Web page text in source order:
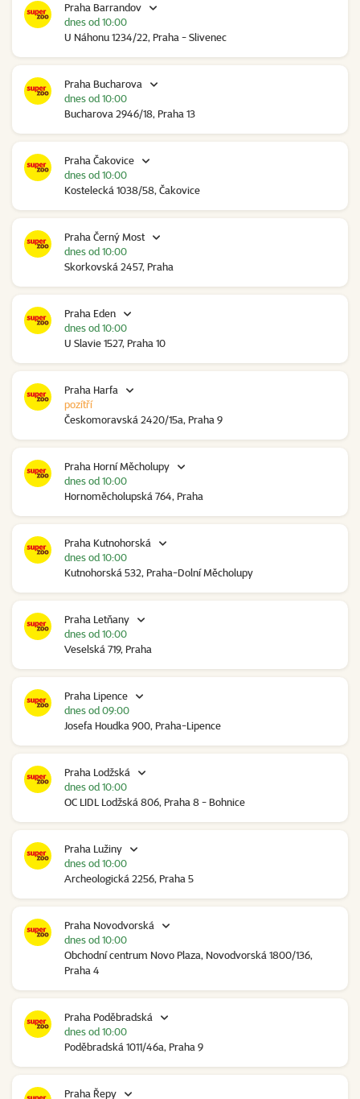
Praha Barrandov
U Náhonu 1234/22, Praha - Slivenec
dnes od 10:00
Praha Bucharova
Bucharova 2946/18, Praha 13
dnes od 10:00
Praha Čakovice
Kostelecká 1038/58, Čakovice
dnes od 10:00
Praha Černý Most
Skorkovská 2457, Praha
dnes od 10:00
Praha Eden
U Slavie 1527, Praha 10
dnes od 10:00
Praha Harfa
Českomoravská 2420/15a, Praha 9
pozítří
Praha Horní Měcholupy
Hornoměcholupská 764, Praha
dnes od 10:00
Praha Kutnohorská
Kutnohorská 532, Praha-Dolní Měcholupy
dnes od 10:00
Praha Letňany
Veselská 719, Praha
dnes od 10:00
Praha Lipence
Josefa Houdka 900, Praha-Lipence
dnes od 09:00
Praha Lodžská
OC LIDL Lodžská 806, Praha 8 - Bohnice
dnes od 10:00
Praha Lužiny
Archeologická 2256, Praha 5
dnes od 10:00
Praha Novodvorská
Obchodní centrum Novo Plaza, Novodvorská 1800/136,
Praha 4
dnes od 10:00
Praha Poděbradská
Poděbradská 1011/46a, Praha 9
dnes od 10:00
Praha Řepy